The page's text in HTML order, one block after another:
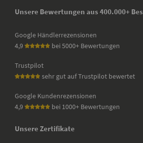
Unsere Bewertungen aus 400.000+
Google Händlerrezensionen
4,9
bei 5000+ Bewertungen
Trustpilot
sehr gut auf Trustpilot bewertet
Google Kundenrezensionen
4,9
bei 1000+ Bewertungen
Unsere Zertifikate